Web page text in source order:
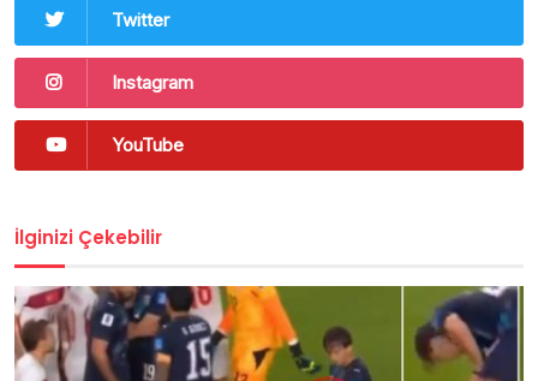
Twitter
Instagram
YouTube
İlginizi Çekebilir